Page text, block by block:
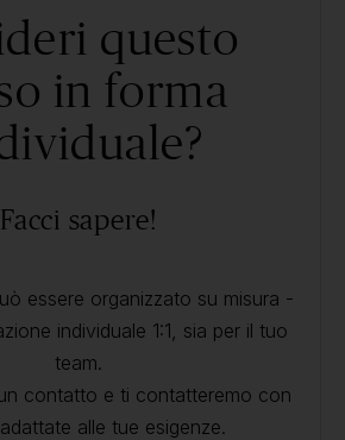
questo
in forma
Facci sapere!
essere organizzato su misura -
individuale 1:1, sia per il tuo
team.
contatto e ti contatteremo con
alle tue esigenze.